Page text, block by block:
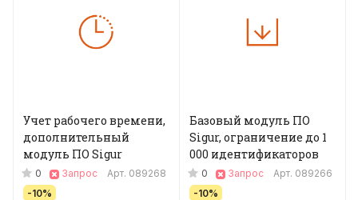
Учет рабочего времени,
дополнительный
модуль ПО Sigur
0 Запрос Арт. 089268
-10%
Базовый модуль ПО
Sigur, ограничение до 1
000 идентификаторов
0 Запрос Арт. 089266
-10%